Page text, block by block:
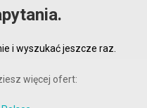
i wyszukać jeszcze raz.
więcej ofert: